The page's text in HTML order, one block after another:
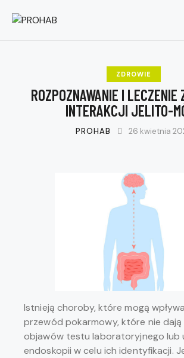
ZDROWIE
ROZPOZNAWANIE I LECZENIE
INTERAKCJI JELITO-
PROHAB 26 kwietnia
Istnieją choroby, które mogą
przewód pokarmowy, które nie dają
objawów testu laboratoryjnego lub
endoskopii w celu ich identyfikacji.